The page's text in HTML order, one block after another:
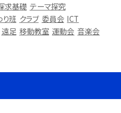
求基礎 テーマ探究
り班 クラブ 委員会 ICT
遠足 移動教室 運動会 音楽会